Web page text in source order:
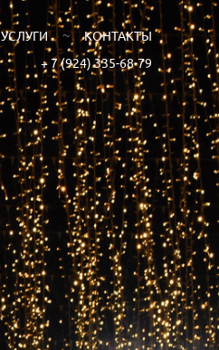
УСЛУГИ
КОНТАКТЫ
+ 7 (924) 335-68-79